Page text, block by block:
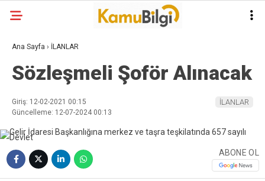
Ana Sayfa › İLANLAR
Sözleşmeli Şoför Alınacak
Giriş: 12-02-2021 00:15
Güncelleme: 12-07-2024 00:13
İLANLAR
ABONE OL